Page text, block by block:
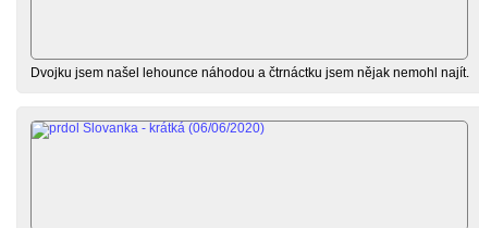
Dvojku jsem našel lehounce náhodou a čtrnáctku jsem nějak nemohl najít.